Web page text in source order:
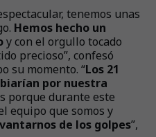
tenemos unas
Hemos hecho un
y con el orgullo tocado
precioso”, confesó
su momento. “Los 21
por nuestra
porque durante este
equipo que somos y
de los golpes”,